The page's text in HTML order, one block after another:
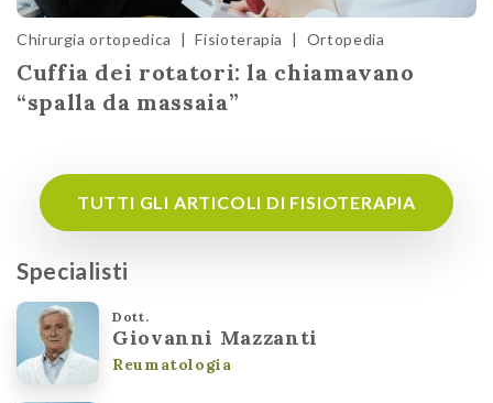
Chirurgia ortopedica | Fisioterapia | Ortopedia
Cuffia dei rotatori: la chiamavano
“spalla da massaia”
TUTTI GLI ARTICOLI DI FISIOTERAPIA
Specialisti
Dott.
Giovanni Mazzanti
Reumatologia